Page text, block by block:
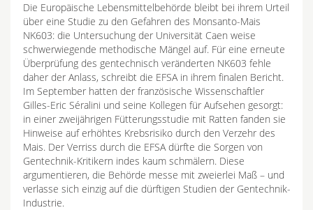
Die Europäische Lebensmittelbehörde bleibt bei ihrem Urteil
über eine Studie zu den Gefahren des Monsanto-Mais
NK603: die Untersuchung der Universität Caen weise
schwerwiegende methodische Mängel auf. Für eine erneute
Überprüfung des gentechnisch veränderten NK603 fehle
daher der Anlass, schreibt die EFSA in ihrem finalen Bericht.
Im September hatten der französische Wissenschaftler
Gilles-Eric Séralini und seine Kollegen für Aufsehen gesorgt:
in einer zweijährigen Fütterungsstudie mit Ratten fanden sie
Hinweise auf erhöhtes Krebsrisiko durch den Verzehr des
Mais. Der Verriss durch die EFSA dürfte die Sorgen von
Gentechnik-Kritikern indes kaum schmälern. Diese
argumentieren, die Behörde messe mit zweierlei Maß – und
verlasse sich einzig auf die dürftigen Studien der Gentechnik-
Industrie.